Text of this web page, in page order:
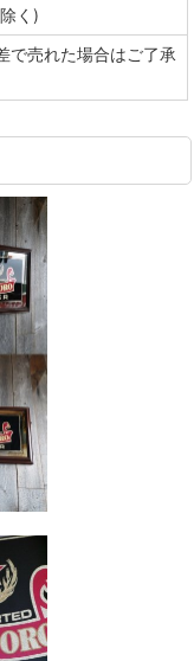
く)
で売れた場合はご了承